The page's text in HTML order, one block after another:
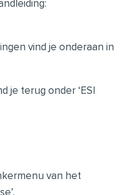
vind je onderaan in
je terug onder ‘ESI
van het